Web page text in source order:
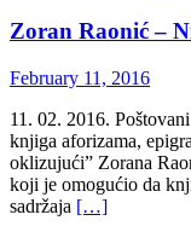
Zoran Raonić –
February 11, 2016
11. 02. 2016.
knjiga aforizama,
oklizujući” Zorana
koji je omogućio da
sadržaja […]